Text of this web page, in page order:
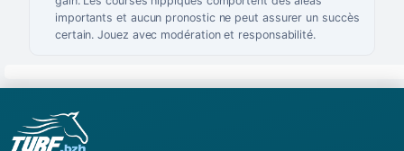
importants et aucun pronostic ne peut assurer un succès
certain. Jouez avec modération et responsabilité.